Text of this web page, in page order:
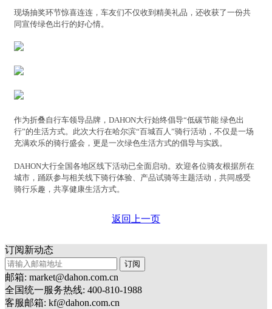
现场抽奖环节惊喜连连，车友们不仅收到精美礼品，还收获了一份共
同宣传绿色出行的好心情。
作为折叠自行车领导品牌，DAHON大行始终倡导“低碳节能 绿色出
行”的生活方式。此次大行在哈尔滨“百城百人”骑行活动，不仅是一场
充满欢乐的骑行盛会，更是一次绿色生活方式的倡导与实践。
DAHON大行全国各地区线下活动已全面启动。欢迎各位骑友根据所在
城市，踊跃参与相关线下骑行体验、产品试骑等主题活动，共同感受
骑行乐趣，共享健康生活方式。
返回上一页
订阅新动态
订阅
邮箱: market@dahon.com.cn
全国统一服务热线: 400-810-1988
客服邮箱: kf@dahon.com.cn